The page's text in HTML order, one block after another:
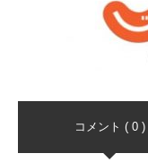
コメント ( 0 )